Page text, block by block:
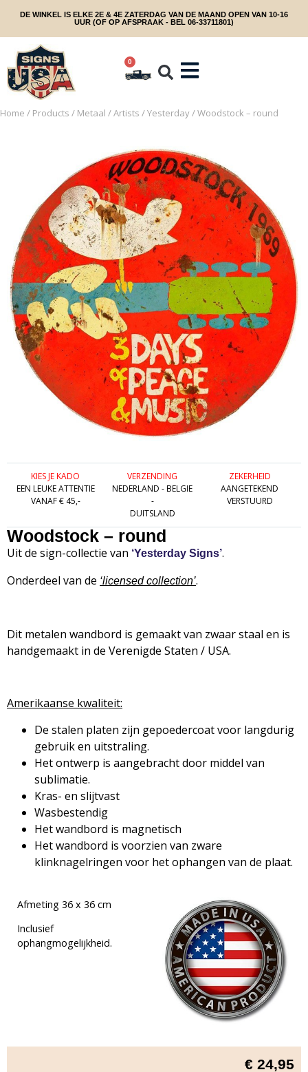
DE WINKEL IS ELKE 2E & 4E ZATERDAG VAN DE MAAND OPEN VAN 10-16
UUR (OF OP AFSPRAAK - BEL 06-33711801)
0
Home / Products / Metaal /Artists /Yesterday/ Woodstock – round
KIES JE KADO
EEN LEUKE ATTENTIE
VANAF € 45,-
VERZENDING
NEDERLAND - BELGIE
-
DUITSLAND
ZEKERHEID
AANGETEKEND
VERSTUURD
Woodstock – round
Uit de sign-collectie van ‘Yesterday Signs’.
Onderdeel van de ‘licensed collection’.
Dit metalen wandbord is gemaakt van zwaar staal en is
handgemaakt in de Verenigde Staten / USA.
Amerikaanse kwaliteit:
De stalen platen zijn gepoedercoat voor langdurig
gebruik en uitstraling.
Het ontwerp is aangebracht door middel van
sublimatie.
Kras- en slijtvast
Wasbestendig
Het wandbord is magnetisch
Het wandbord is voorzien van zware
klinknagelringen voor het ophangen van de plaat.
Afmeting 36 x 36 cm
Inclusief
ophangmogelijkheid.
€ 24,95